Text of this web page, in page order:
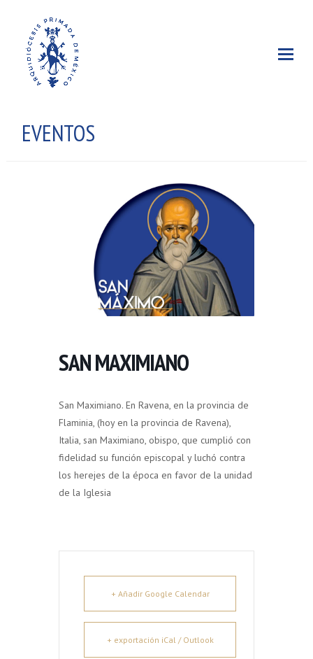
EVENTOS
SAN MAXIMIANO
San Maximiano. En Ravena, en la provincia de
Flaminia, (hoy en la provincia de Ravena),
Italia, san Maximiano, obispo, que cumplió con
fidelidad su función episcopal y luchó contra
los herejes de la época en favor de la unidad
de la Iglesia
+ Añadir Google Calendar
+ exportación iCal / Outlook